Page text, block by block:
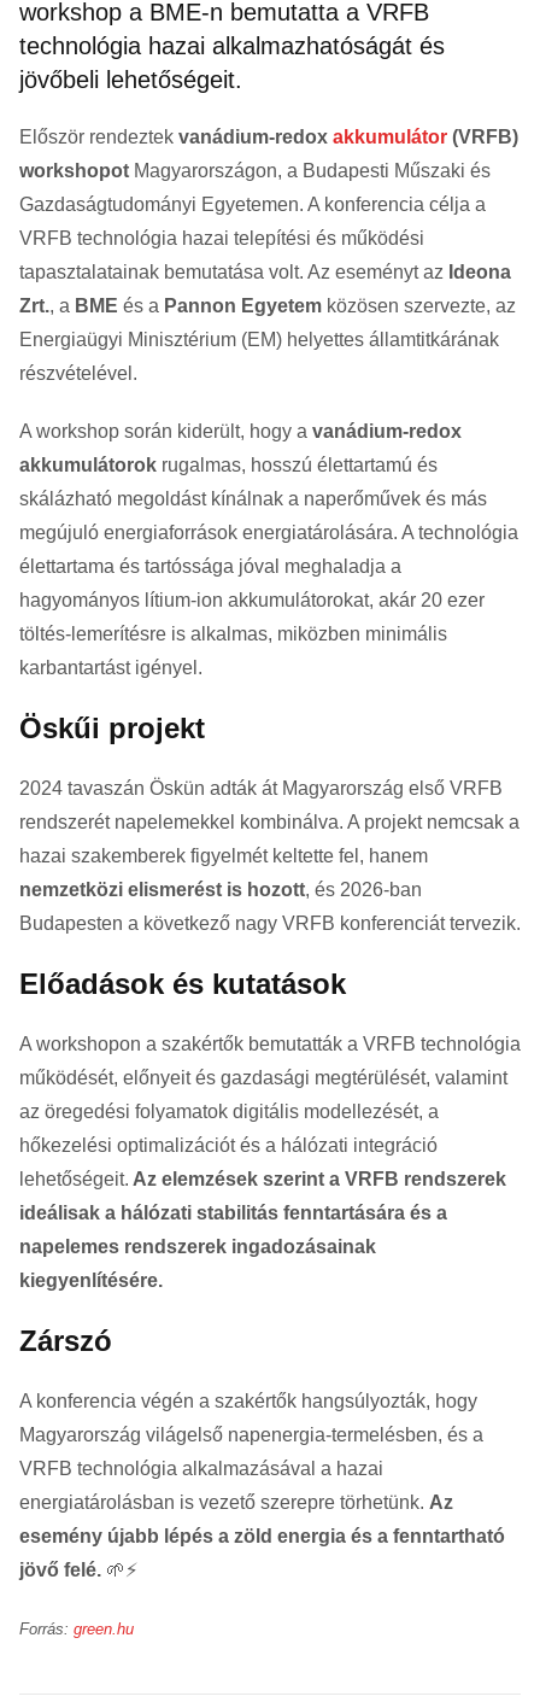
workshop a BME-n bemutatta a VRFB
technológia hazai alkalmazhatóságát és
jövőbeli lehetőségeit.
Először rendeztek vanádium-redox akkumulátor (VRFB)
workshopot Magyarországon, a Budapesti Műszaki és
Gazdaságtudományi Egyetemen. A konferencia célja a
VRFB technológia hazai telepítési és működési
tapasztalatainak bemutatása volt. Az eseményt az Ideona
Zrt., a BME és a Pannon Egyetem közösen szervezte, az
Energiaügyi Minisztérium (EM) helyettes államtitkárának
részvételével.
A workshop során kiderült, hogy a vanádium-redox
akkumulátorok rugalmas, hosszú élettartamú és
skálázható megoldást kínálnak a naperőművek és más
megújuló energiaforrások energiatárolására. A technológia
élettartama és tartóssága jóval meghaladja a
hagyományos lítium-ion akkumulátorokat, akár 20 ezer
töltés-lemerítésre is alkalmas, miközben minimális
karbantartást igényel.
Öskűi projekt
2024 tavaszán Öskün adták át Magyarország első VRFB
rendszerét napelemekkel kombinálva. A projekt nemcsak a
hazai szakemberek figyelmét keltette fel, hanem
nemzetközi elismerést is hozott, és 2026-ban
Budapesten a következő nagy VRFB konferenciát tervezik.
Előadások és kutatások
A workshopon a szakértők bemutatták a VRFB technológia
működését, előnyeit és gazdasági megtérülését, valamint
az öregedési folyamatok digitális modellezését, a
hőkezelési optimalizációt és a hálózati integráció
lehetőségeit. Az elemzések szerint a VRFB rendszerek
ideálisak a hálózati stabilitás fenntartására és a
napelemes rendszerek ingadozásainak
kiegyenlítésére.
Zárszó
A konferencia végén a szakértők hangsúlyozták, hogy
Magyarország világelső napenergia-termelésben, és a
VRFB technológia alkalmazásával a hazai
energiatárolásban is vezető szerepre törhetünk. Az
esemény újabb lépés a zöld energia és a fenntartható
jövő felé. 🌱⚡
Forrás: green.hu